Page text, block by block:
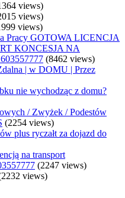
views)
views)
views)
Pracy GOTOWA LICENCJA
KONCESJA NA
(8462 views)
| w DOMU | Przez
nie wychodząc z domu?
/ Zwyżek / Podestów
(2254 views)
plus ryczałt za dojazd do
na transport
(2247 views)
views)